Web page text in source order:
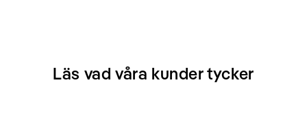
Läs vad våra kunder tycker